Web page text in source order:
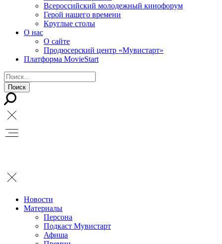
Всероссийский молодежный кинофорум
Герой нашего времени
Круглые столы
О нас
О сайте
Продюсерский центр «Мувистарт»
Платформа MovieStart
Новости
Материалы
Персона
Подкаст Мувистарт
Афиша